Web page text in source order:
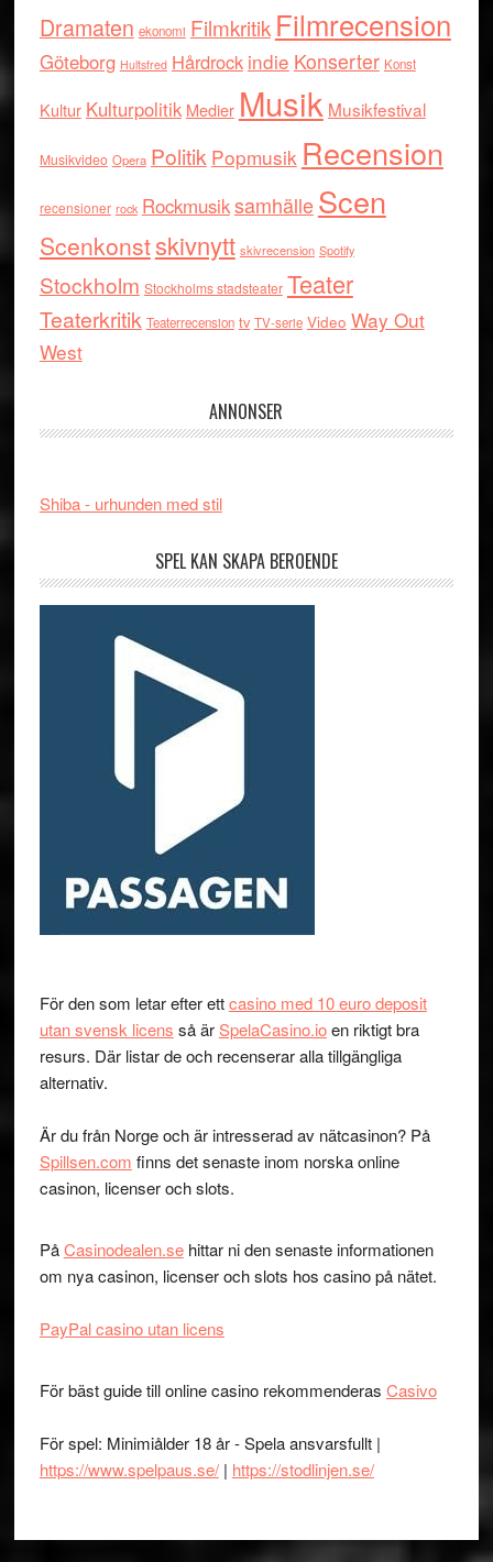
Dramaten ekonomi Filmkritik Filmrecension
Göteborg Hultsfred Hårdrock indie Konserter Konst
Kultur Kulturpolitik Medier Musik Musikfestival
Musikvideo Opera Politik Popmusik Recension
recensioner rock RockmusiksamhälleScen
Scenkonstskivnytt skivrecension Spotify
Stockholm Stockholms stadsteater Teater
Teaterkritik Teaterrecension tv TV-serie Video Way Out
West
ANNONSER
Shiba - urhunden med stil
SPEL KAN SKAPA BEROENDE
För den som letar efter ettcasino med 10 euro deposit
utan svensk licens så ärSpelaCasino.ioen riktigt bra
resurs. Där listar de och recenserar alla tillgängliga
alternativ.
Är du från Norge och är intresserad av nätcasinon? På
Spillsen.com finns det senaste inom norska online
casinon, licenser och slots.
PåCasinodealen.sehittar ni den senaste informationen
om nya casinon, licenser och slots hos casino på nätet.
PayPal casino utan licens
För bäst guide till online casino rekommenderas Casivo
För spel: Minimiålder 18 år - Spela ansvarsfullt |
https://www.spelpaus.se/| https://stodlinjen.se/